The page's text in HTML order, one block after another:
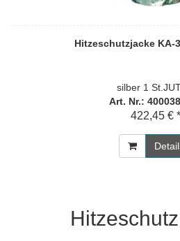
Hitzeschutzjacke KA-
silber 1
Art. Nr.:
422,45 € *